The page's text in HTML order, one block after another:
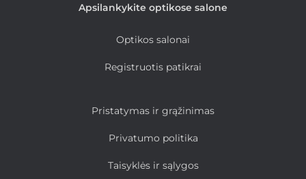
Apsilankykite optikose salone
Optikos salonai
Registruotis patikrai
Pristatymas ir grąžinimas
Privatumo politika
Taisyklės ir sąlygos